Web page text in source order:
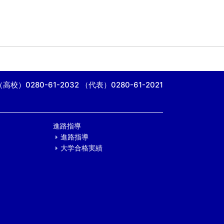
高校）0280-61-2032 （代表）0280-61-2021
進路指導
進路指導
大学合格実績